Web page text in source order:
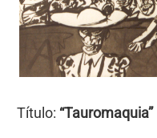
Título: “Tauromaquia”